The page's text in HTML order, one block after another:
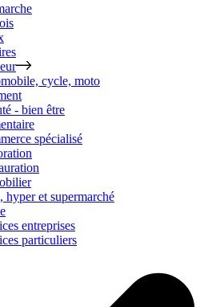
cycle, moto
- bien être
spécialisé
hyper et supermarché
entreprises
particuliers